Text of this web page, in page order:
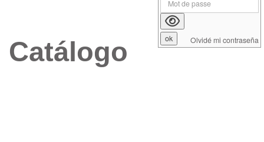
Catálogo Olvidé mi contraseña